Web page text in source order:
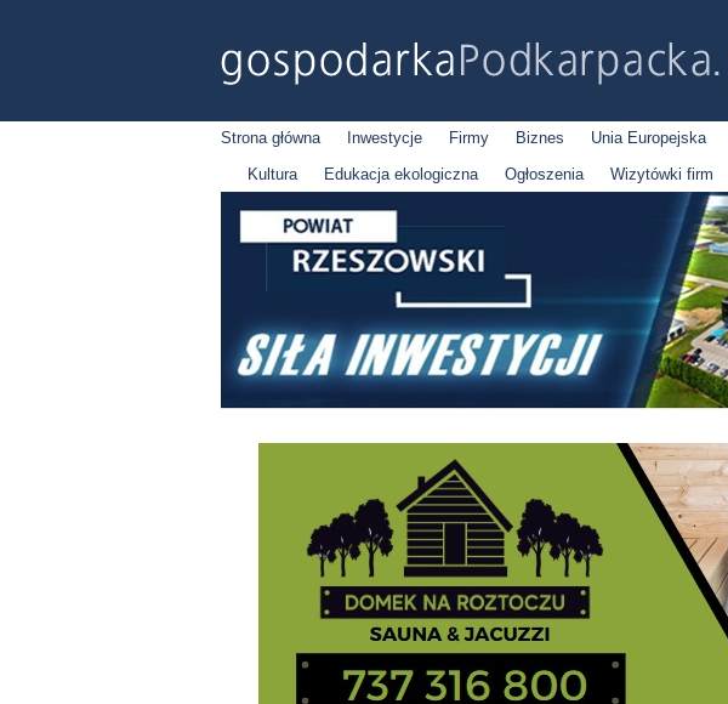
Strona główna Inwestycje Firmy Biznes Unia Europejska
Kultura
Edukacja ekologiczna Ogłoszenia Wizytówki firm